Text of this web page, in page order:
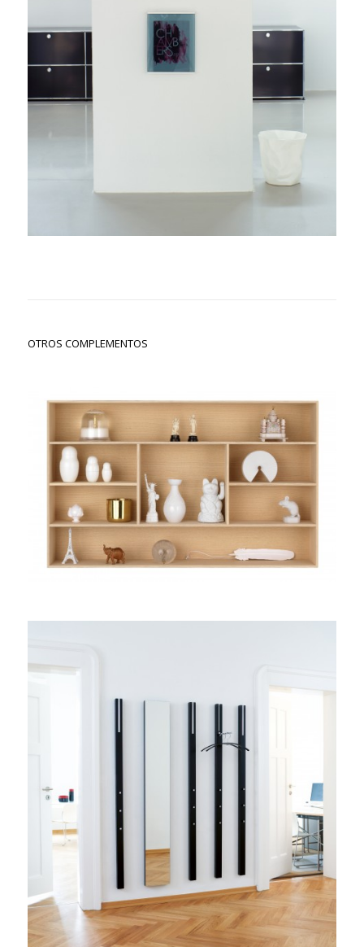
OTROS COMPLEMENTOS